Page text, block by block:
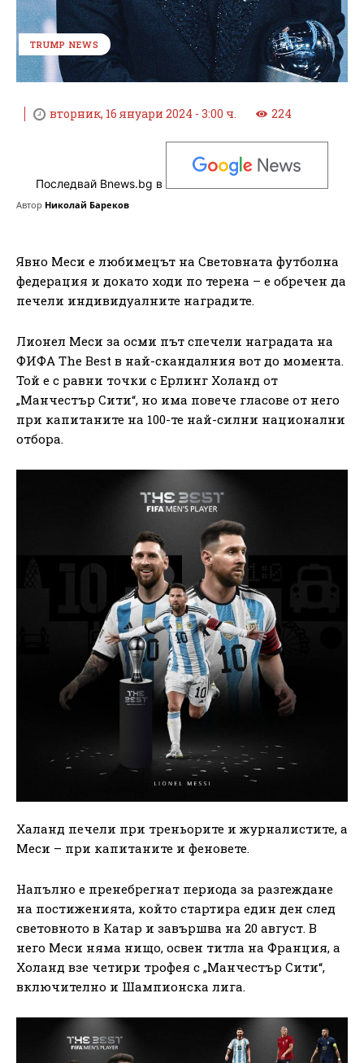
TRUMP NEWS
вторник, 16 януари 2024 - 3:00 ч. 224
Последвай Bnews.bg в
Автор Николай Бареков
Явно Меси е любимецът на Световната футболна
федерация и докато ходи по терена – е обречен да
печели индивидуалните наградите.
Лионел Меси за осми път спечели наградата на
ФИФА The Best в най-скандалния вот до момента.
Той е с равни точки с Ерлинг Холанд от
„Манчестър Сити“, но има повече гласове от него
при капитаните на 100-те най-силни национални
отбора.
Халанд печели при треньорите и журналистите, а
Меси – при капитаните и феновете.
Напълно е пренебрегнат периода за разгеждане
на постиженията, който стартира един ден след
световното в Катар и завършва на 20 август. В
него Меси няма нищо, освен титла на Франция, а
Холанд взе четири трофея с „Манчестър Сити“,
включително и Шампионска лига.